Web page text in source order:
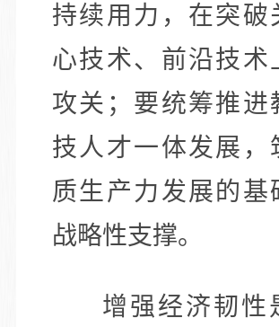
持续用力，在突破
心技术、前沿技术
攻关；要统筹推进
技人才一体发展，
质生产力发展的基
战略性支撑。
增强经济韧性